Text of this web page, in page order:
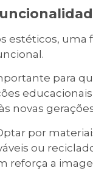
estéticos,
para
novas
por
ou
reforça a